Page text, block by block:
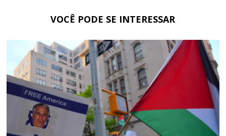
VOCÊ PODE SE INTERESSAR